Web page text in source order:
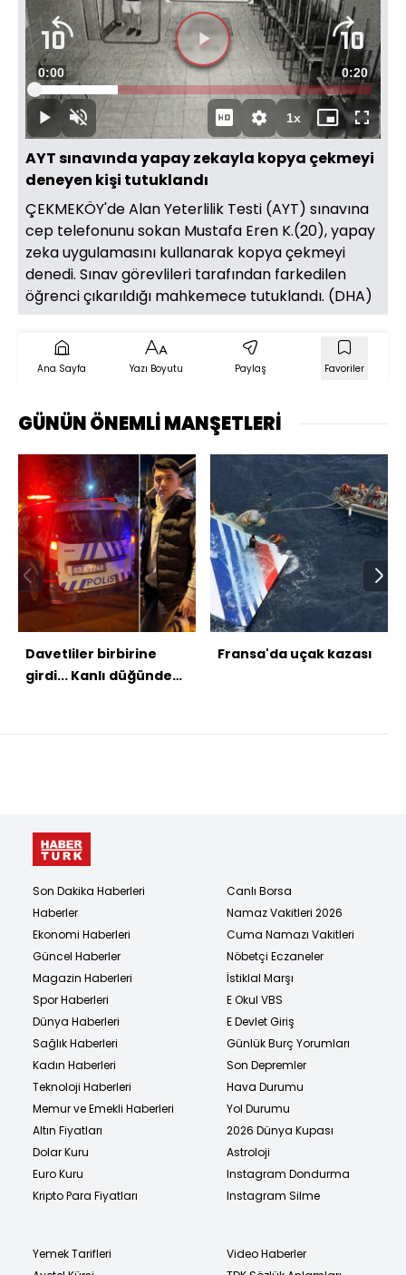
Videoyu
Oynat
OynatSesi
Aç
Süre
0:00 Toplam
Süre
0:20
Yüklendi:
24.67%
1xOynatma
Hızı
Mini
oynatıcı
Tam
Ekran
AYT sınavında yapay zekayla kopya çekmeyi
deneyen kişi tutuklandı
ÇEKMEKÖY'de Alan Yeterlilik Testi (AYT) sınavına
cep telefonunu sokan Mustafa Eren K.(20), yapay
zeka uygulamasını kullanarak kopya çekmeyi
denedi. Sınav görevlileri tarafından farkedilen
öğrenci çıkarıldığı mahkemece tutuklandı. (DHA)
Ana Sayfa Yazı Boyutu Paylaş Favoriler
GÜNÜN ÖNEMLİ MANŞETLERİ
Davetliler birbirine
girdi... Kanlı düğünde
Fransa'da uçak kazası
Son Dakika Haberleri
Haberler
Ekonomi Haberleri
Güncel Haberler
Magazin Haberleri
Spor Haberleri
Dünya Haberleri
Sağlık Haberleri
Kadın Haberleri
Teknoloji Haberleri
Memur ve Emekli Haberleri
Altın Fiyatları
Dolar Kuru
Euro Kuru
Kripto Para Fiyatları
Canlı Borsa
Namaz Vakitleri 2026
Cuma Namazı Vakitleri
Nöbetçi Eczaneler
İstiklal Marşı
E Okul VBS
E Devlet Giriş
Günlük Burç Yorumları
Son Depremler
Hava Durumu
Yol Durumu
2026 Dünya Kupası
Astroloji
Instagram Dondurma
Instagram Silme
Yemek Tarifleri
Video Haberler